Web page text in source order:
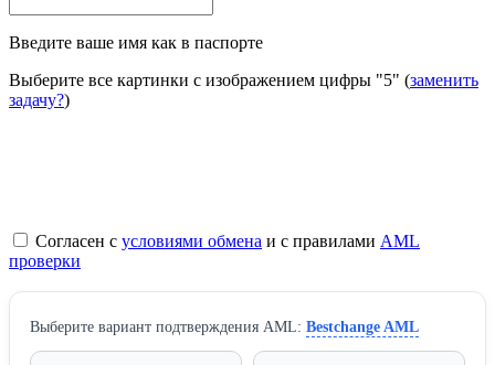
Введите ваше имя как в паспорте
Выберите все картинки с изображением цифры "5" (заменить
задачу?)
Согласен с условиями обмена и с правилами AML
проверки
Выберите вариант подтверждения AML: Bestchange AML